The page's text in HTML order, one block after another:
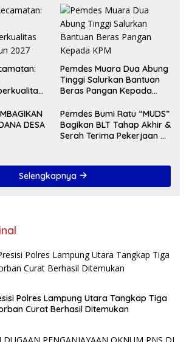
BULAN
Pemdes Muara Dua Abung
Tinggi Salurkan Bantuan
Beras Pangan Kepada
DESA
Pemdes Bumi Ratu “MUDS”
Bagikan BLT Tahap Akhir &
Serah Terima Pekerjaan Di
Selengkapnya
Polres Lampung Utara Tangkap Tiga
Curat Berhasil Ditemukan